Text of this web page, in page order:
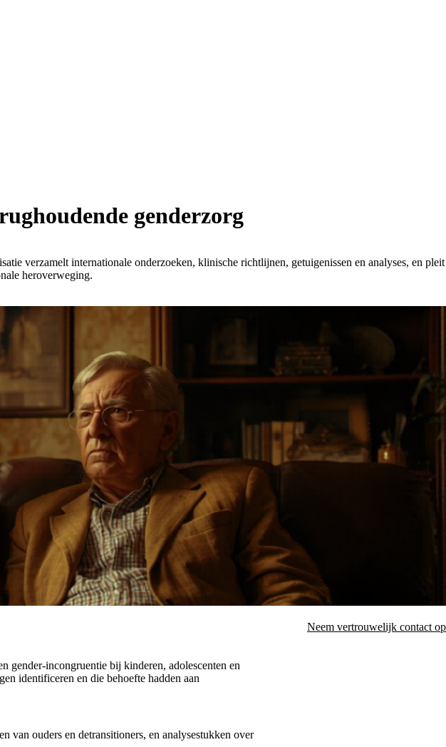
genderzorg
verzamelt internationale onderzoeken, klinische richtlijnen, getuigenissen en analyses, en pleit
heroverweging.
Neem vertrouwelijk contact op
gender-incongruentie bij kinderen, adolescenten en
identificeren en die behoefte hadden aan
van ouders en detransitioners, en analysestukken over